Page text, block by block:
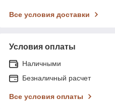
Все условия доставки
Условия оплаты
Наличными
Безналичный расчет
Все условия оплаты